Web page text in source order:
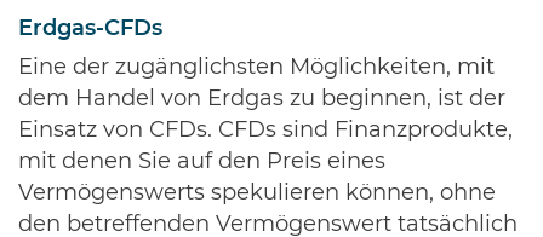
Erdgas-CFDs
Eine der zugänglichsten Möglichkeiten, mit
dem Handel von Erdgas zu beginnen, ist der
Einsatz von CFDs. CFDs sind Finanzprodukte,
mit denen Sie auf den Preis eines
Vermögenswerts spekulieren können, ohne
den betreffenden Vermögenswert tatsächlich